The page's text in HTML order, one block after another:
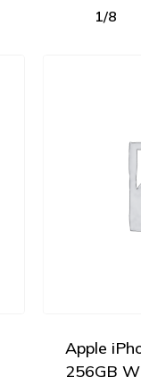
1/8
Apple
256GB